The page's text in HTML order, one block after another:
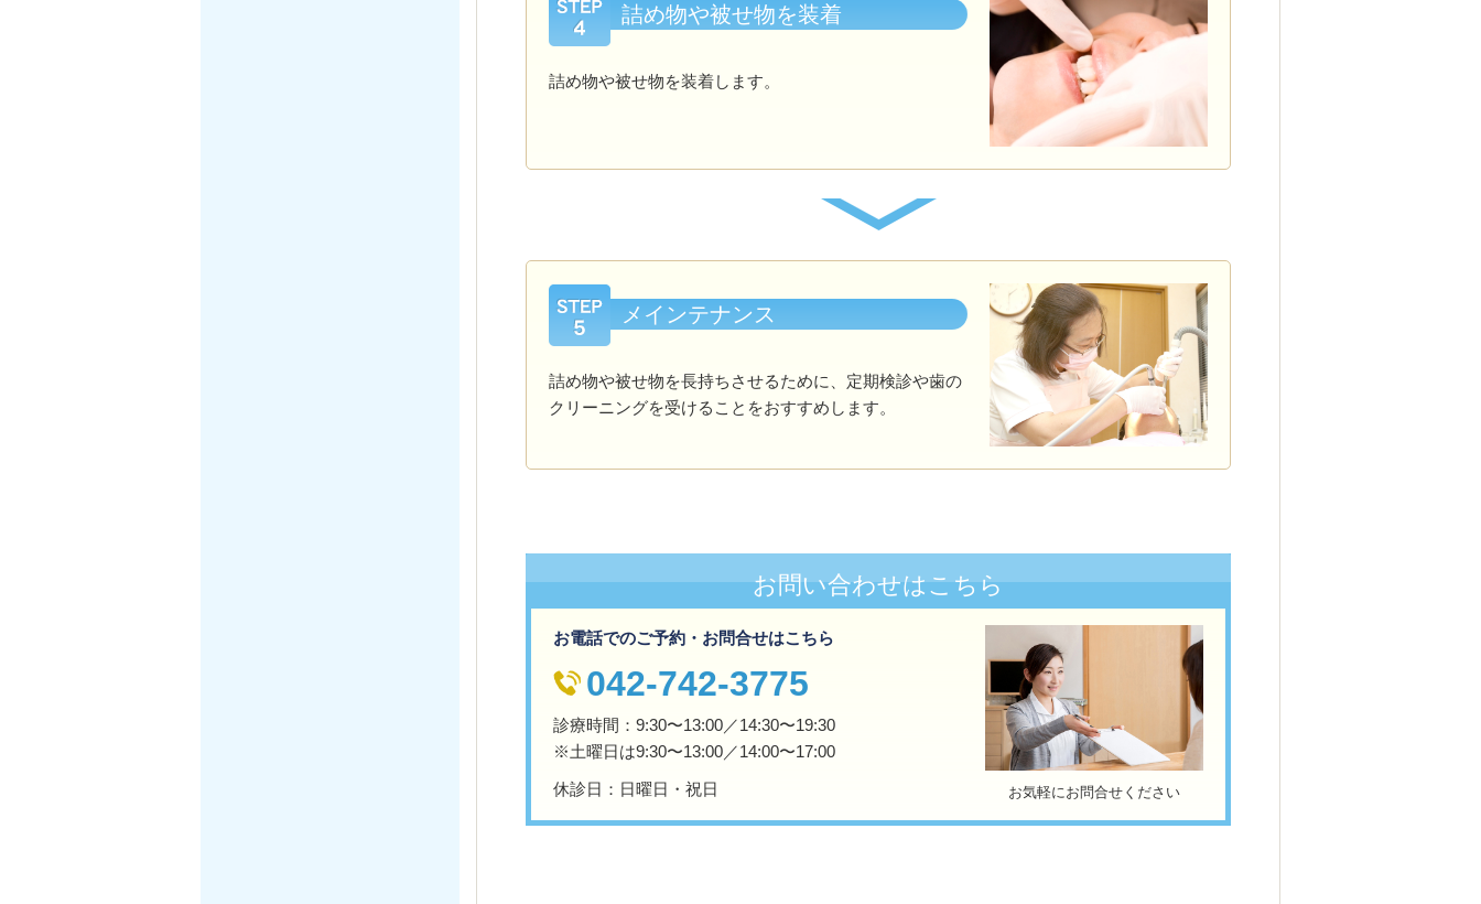
詰め物や被せ物を装着
詰め物や被せ物を装着します。
メインテナンス
詰め物や被せ物を長持ちさせるために、定期検診や歯の
クリーニングを受けることをおすすめします。
お問い合わせはこちら
お気軽にお問合せください
お電話でのご予約・お問合せはこちら
042-742-3775
診療時間：9:30〜13:00／14:30〜19:30
※土曜日は9:30〜13:00／14:00〜17:00
休診日： 日曜日・祝日